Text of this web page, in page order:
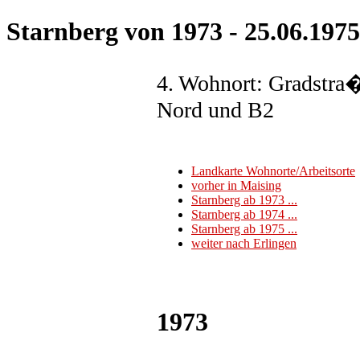
Starnberg von 1973 - 25.06.1975
4. Wohnort:
Nord und B2
Landkarte Wohnorte/Arbeitsorte
vorher in Maising
Starnberg ab 1973 ...
Starnberg ab 1974 ...
Starnberg ab 1975 ...
weiter nach Erlingen
1973